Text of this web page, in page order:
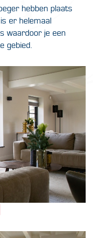
hebben plaats
er helemaal
waardoor je een
gebied.